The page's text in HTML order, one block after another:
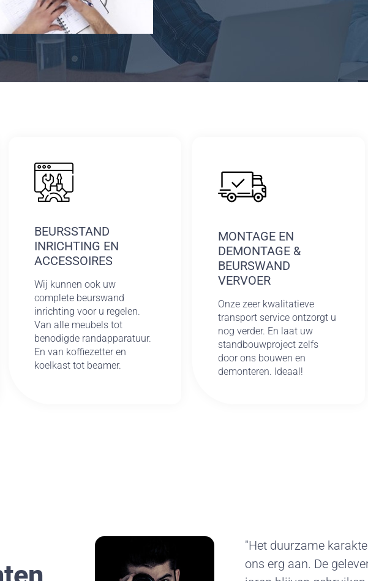
BEURSSTAND
INRICHTING EN
ACCESSOIRES
Wij kunnen ook uw
complete beurswand
inrichting voor u regelen.
Van alle meubels tot
benodigde randapparatuur.
En van koffiezetter en
koelkast tot beamer.
MONTAGE EN
DEMONTAGE &
BEURSWAND
VERVOER
Onze zeer kwalitatieve
transport service ontzorgt u
nog verder. En laat uw
standbouwproject zelfs
door ons bouwen en
demonteren. Ideaal!
"Het duurzame
ons erg aan. De